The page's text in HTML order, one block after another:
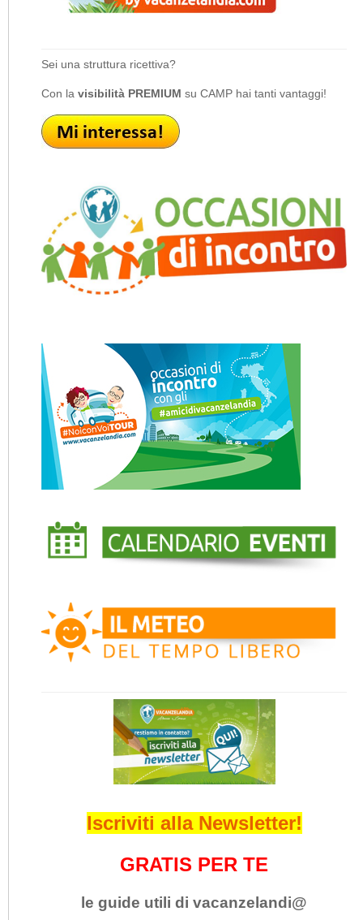
Sei una struttura ricettiva?
Con la visibilità PREMIUM su CAMP hai tanti vantaggi!
Iscriviti alla Newsletter!
GRATIS PER TE
le guide utili di vacanzelandi@